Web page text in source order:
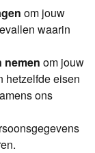
om jouw
waarin
nemen om jouw
hetzelfde eisen
ons